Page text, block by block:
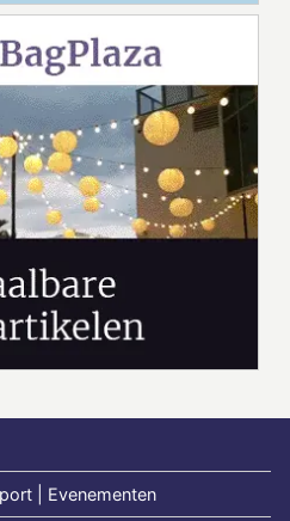
| Evenementen